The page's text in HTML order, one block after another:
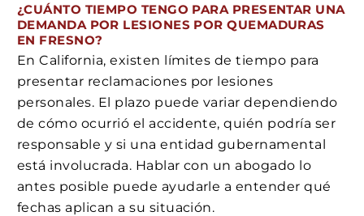
¿CUÁNTO TIEMPO TENGO PARA PRESENTAR UNA
DEMANDA POR LESIONES POR QUEMADURAS
EN FRESNO?
En California, existen límites de tiempo para
presentar reclamaciones por lesiones
personales. El plazo puede variar dependiendo
de cómo ocurrió el accidente, quién podría ser
responsable y si una entidad gubernamental
está involucrada. Hablar con un abogado lo
antes posible puede ayudarle a entender qué
fechas aplican a su situación.